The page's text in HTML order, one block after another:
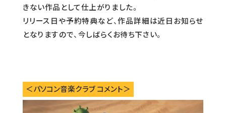
きない作品として仕上がりました。
リリース日や予約特典など、作品詳細は近日お知らせ
となりますので、今しばらくお待ち下さい。
＜パソコン音楽クラブ コメント＞